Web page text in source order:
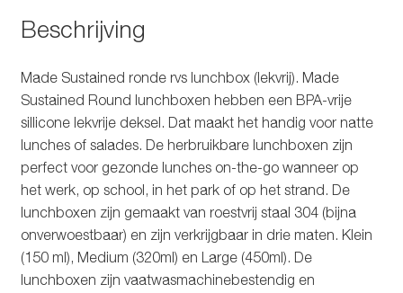
Beschrijving
Made Sustained ronde rvs lunchbox (lekvrij). Made
Sustained Round lunchboxen hebben een BPA-vrije
sillicone lekvrije deksel. Dat maakt het handig voor natte
lunches of salades. De herbruikbare lunchboxen zijn
perfect voor gezonde lunches on-the-go wanneer op
het werk, op school, in het park of op het strand. De
lunchboxen zijn gemaakt van roestvrij staal 304 (bijna
onverwoestbaar) en zijn verkrijgbaar in drie maten. Klein
(150 ml), Medium (320ml) en Large (450ml). De
lunchboxen zijn vaatwasmachinebestendig en